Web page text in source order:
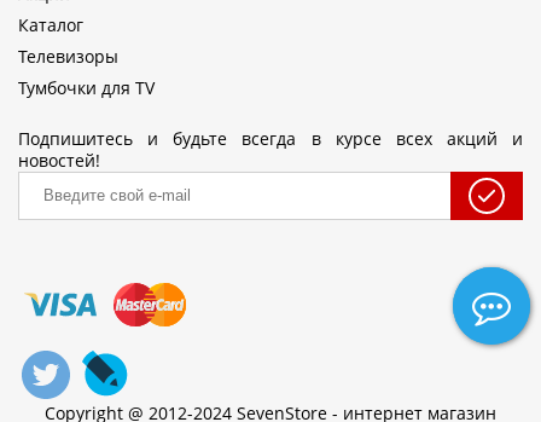
Каталог
Телевизоры
Тумбочки для TV
Подпишитесь и будьте всегда в курсе всех акций и
новостей!
Copyright @ 2012-2024 SevenStore - интернет магазин